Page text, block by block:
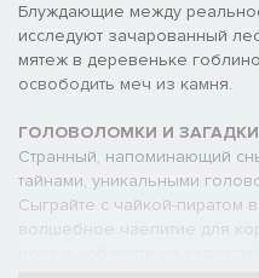
Блуждающие между
исследуют зачарованный
мятеж в деревеньке
освободить меч из камня.
ГОЛОВОЛОМКИ И ЗАГАДКИ
Странный, напоминающий
тайнами, уникальными
Сыграйте с чайкой-пиратом
волшебное чаепитие для